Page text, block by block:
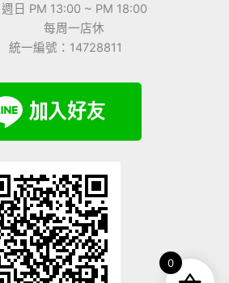
週日 PM 13:00 ~ PM 18:00
每周一店休
統一編號：14728811
0